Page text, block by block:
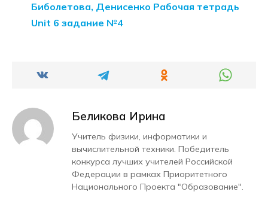
Биболетова, Денисенко Рабочая тетрадь
Unit 6 задание №4
Беликова Ирина
Учитель физики, информатики и
вычислительной техники. Победитель
конкурса лучших учителей Российской
Федерации в рамках Приоритетного
Национального Проекта "Образование".